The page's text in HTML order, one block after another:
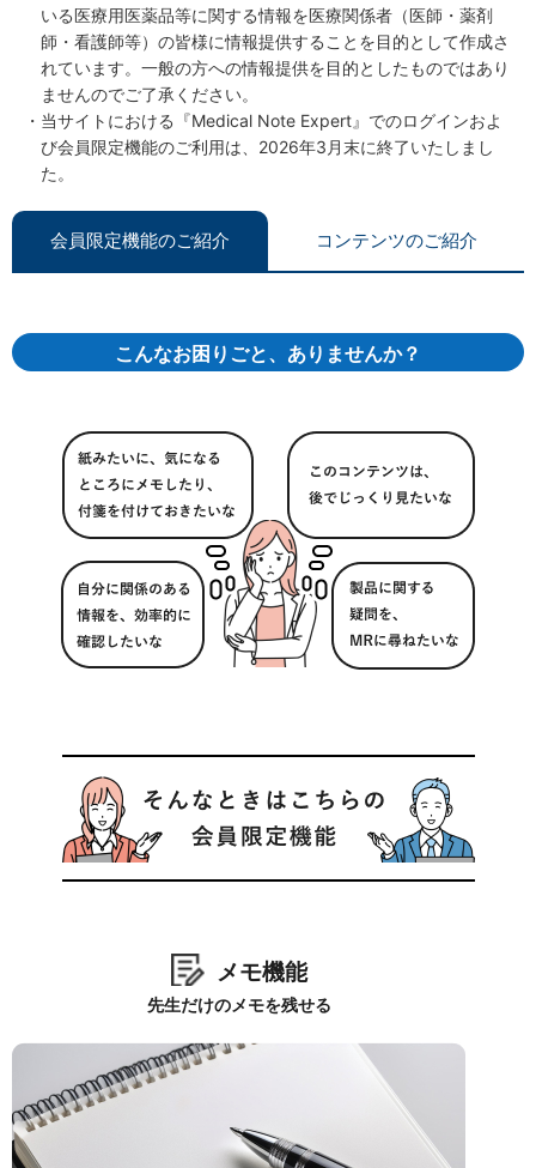
いる医療用医薬品等に関する情報を医療関係者（医師・薬剤
師・看護師等）の皆様に情報提供することを目的として作成さ
れています。一般の方への情報提供を目的としたものではあり
ませんのでご了承ください。
当サイトにおける『Medical Note Expert』でのログインおよ
び会員限定機能のご利用は、2026年3月末に終了いたしまし
た。
会員限定機能のご紹介 コンテンツのご紹介
こんなお困りごと、ありませんか？
メモ機能
先生だけのメモを残せる